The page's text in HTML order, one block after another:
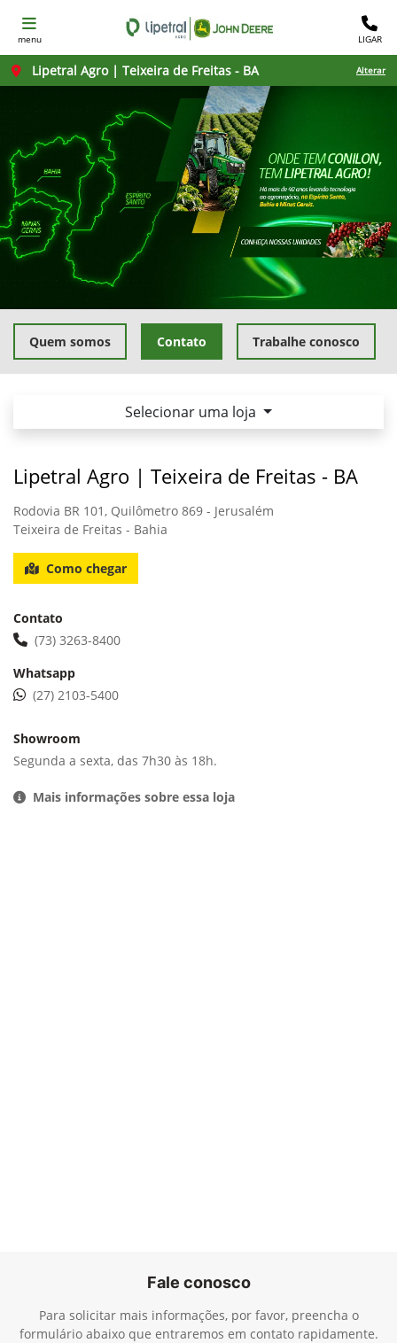
menu LIGAR
Lipetral Agro | Teixeira de Freitas - BA Alterar
Quem somos Contato Trabalhe conosco
Selecionar uma loja
Lipetral Agro | Teixeira de Freitas - BA
Rodovia BR 101, Quilômetro 869 - Jerusalém
Teixeira de Freitas - Bahia
Como chegar
Contato
(73) 3263-8400
Whatsapp
(27) 2103-5400
Showroom
Segunda a sexta, das 7h30 às 18h.
Mais informações sobre essa loja
Fale conosco
Para solicitar mais informações, por favor, preencha o
formulário abaixo que entraremos em contato rapidamente.